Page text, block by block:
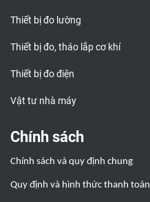
Thiết bị đo lường
Thiết bị đo, tháo lắp cơ khí
Thiết bị đo điện
Vật tư nhà máy
Chính sách
Chính sách và quy định chung
Quy định và hình thức thanh toán